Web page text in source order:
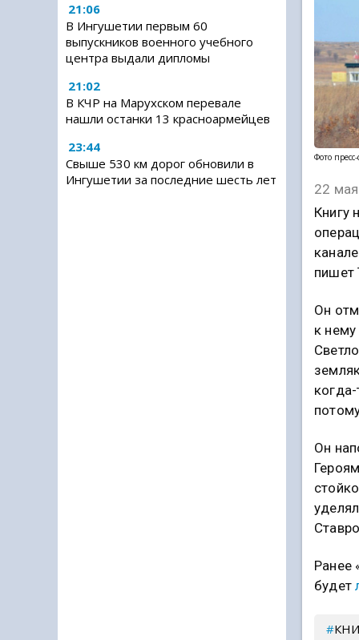
21:06
В Ингушетии первым 60
выпускников военного учебного
центра выдали дипломы
21:02
В КЧР на Марухском перевале
нашли останки 13 красноармейцев
23:44
Свыше 530 км дорог обновили в
Ингушетии за последние шесть лет
Фото
22
Книгу
пишет
Он
к
Он
Ранее
будет